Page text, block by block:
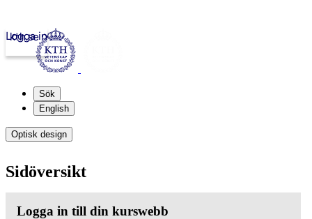
kth.se
Logga in
Sök
English
Optisk design
Sidöversikt
Logga in till din kurswebb